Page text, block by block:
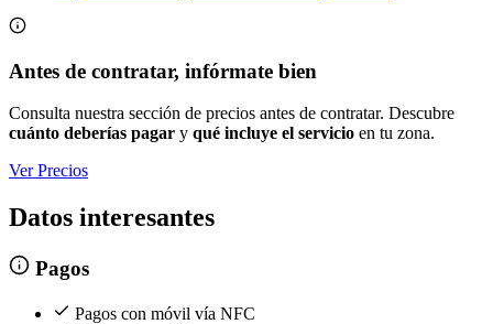
Antes de contratar, infórmate bien
Consulta nuestra sección de precios antes de contratar. Descubre
cuánto deberías pagar y qué incluye el servicio en tu zona.
Ver Precios
Datos interesantes
Pagos
Pagos con móvil vía NFC